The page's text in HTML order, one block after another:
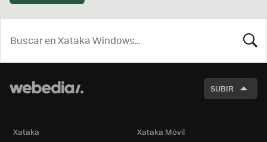
SUBIR
Xataka Xataka Móvil